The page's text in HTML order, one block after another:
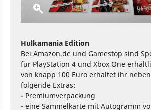
Hulkamania Edition
Bei Amazon.de und Gamestop sind
für PlayStation 4 und Xbox One
von knapp 100 Euro erhaltet ihr
folgende Extras:
- Premiumverpackung
- eine Sammelkarte mit Autogramm